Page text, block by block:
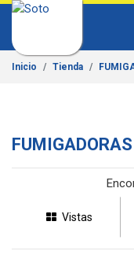
Inicio Tienda
FUMIGADORAS
Vistas